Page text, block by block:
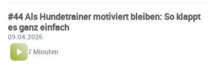
#44 Als Hundetrainer motiviert bleiben: So klappt
es ganz einfach
09.04.2026
7 Minuten